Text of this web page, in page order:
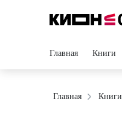
Главная Книги
Главная Книги